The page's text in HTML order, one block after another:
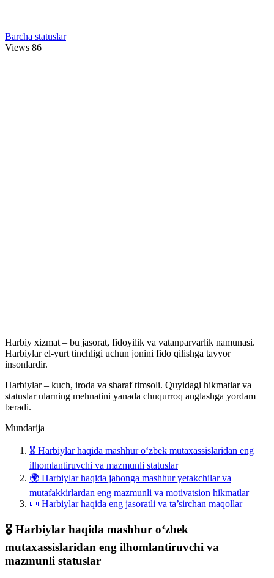
Barcha statuslar
Views 86
Harbiy xizmat – bu jasorat, fidoyilik va vatanparvarlik namunasi.
Harbiylar el-yurt tinchligi uchun jonini fido qilishga tayyor
insonlardir.
Harbiylar – kuch, iroda va sharaf timsoli. Quyidagi hikmatlar va
statuslar ularning mehnatini yanada chuqurroq anglashga yordam
beradi.
Mundarija
🎖️ Harbiylar haqida mashhur o‘zbek mutaxassislaridan eng
ilhomlantiruvchi va mazmunli statuslar
🌍 Harbiylar haqida jahonga mashhur yetakchilar va
mutafakkirlardan eng mazmunli va motivatsion hikmatlar
📜 Harbiylar haqida eng jasoratli va ta’sirchan maqollar
🎖️ Harbiylar haqida mashhur o‘zbek
mutaxassislaridan eng ilhomlantiruvchi va
mazmunli statuslar